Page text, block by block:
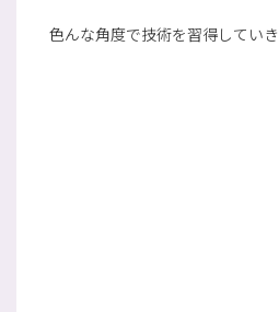
色んな角度で技術を習得していき